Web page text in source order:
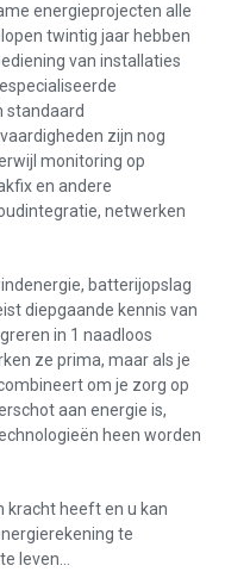
energieprojecten alle
twintig jaar hebben
van installaties
standaard
zijn nog
monitoring op
en andere
netwerken
batterijopslag
diepgaande kennis van
in 1 naadloos
ze prima, maar als je
om je zorg op
aan energie is,
heen worden
kracht heeft en u kan
te
leven…